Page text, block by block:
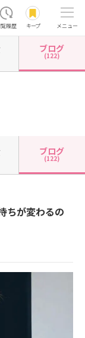
履歴 キープ メニュー
崎市中原区 ミライの約束
ブログ
(122)
ブログ
(122)
ちが変わるの